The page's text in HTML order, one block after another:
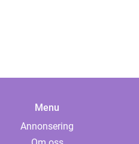
Menu
Annonsering